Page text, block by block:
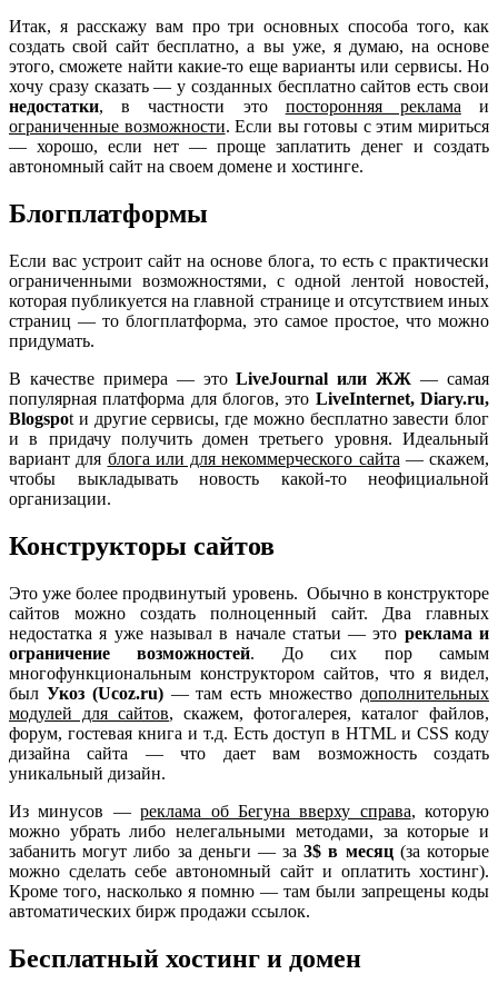
Итак, я расскажу вам про три основных способа того, как
создать свой сайт бесплатно, а вы уже, я думаю, на основе
этого, сможете найти какие-то еще варианты или сервисы. Но
хочу сразу сказать — у созданных бесплатно сайтов есть свои
недостатки, в частности это посторонняя рекламаи
ограниченные возможности. Если вы готовы с этим мириться
— хорошо, если нет — проще заплатить денег и создать
автономный сайт на своем домене и хостинге.
Блогплатформы
Если вас устроит сайт на основе блога, то есть с практически
ограниченными возможностями, с одной лентой новостей,
которая публикуется на главной странице и отсутствием иных
страниц — то блогплатформа, это самое простое, что можно
придумать.
В качестве примера — этоLiveJournal или ЖЖ — самая
популярная платформа для блогов, это LiveInternet, Diary.ru,
Blogspot и другие сервисы, где можно бесплатно завести блог
и в придачу получить домен третьего уровня. Идеальный
вариант для блога или для некоммерческого сайта — скажем,
чтобы выкладывать новость какой-то неофициальной
организации.
Конструкторы сайтов
Это уже более продвинутый уровень. Обычно в конструкторе
сайтов можно создать полноценный сайт. Два главных
недостатка я уже называл в начале статьи — это реклама и
ограничение возможностей. До сих пор самым
многофункциональным конструктором сайтов, что я видел,
был Укоз (Ucoz.ru)— там есть множество дополнительных
модулей для сайтов, скажем, фотогалерея, каталог файлов,
форум, гостевая книга и т.д. Есть доступ в HTML и CSS коду
дизайна сайта — что дает вам возможность создать
уникальный дизайн.
Из минусов —реклама об Бегуна вверху справа, которую
можно убрать либо нелегальными методами, за которые и
забанить могут либо за деньги — за3$ в месяц(за которые
можно сделать себе автономный сайт и оплатить хостинг).
Кроме того, насколько я помню — там были запрещены коды
автоматических бирж продажи ссылок.
Бесплатный хостинг и домен